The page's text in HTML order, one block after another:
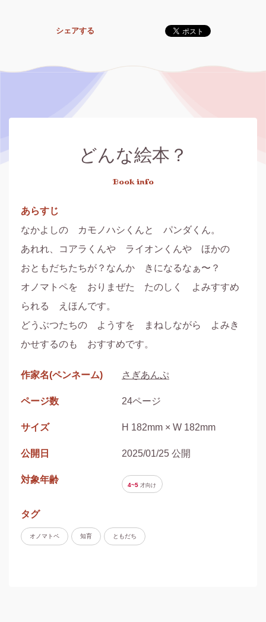
シェアする
どんな絵本？
Book info
あらすじ
なかよしの　カモノハシくんと　パンダくん。
あれれ、コアラくんや　ライオンくんや　ほかの
おともだちたちが？なんか　きになるなぁ〜？
オノマトペを　おりまぜた　たのしく　よみすすめ
られる　えほんです。
どうぶつたちの　ようすを　まねしながら　よみき
かせするのも　おすすめです。
作家名(ペンネーム) さぎあんぷ
ページ数 24ページ
サイズ H 182mm × W 182mm
公開日 2025/01/25 公開
対象年齢
4~5 才向け
タグ
オノマトペ 知育 ともだち